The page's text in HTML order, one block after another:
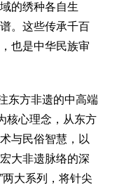
的绣种各自生
。这些传承千百
也是中华民族审
方非遗的中高端
核心理念，从东方
与民俗智慧，以
大非遗脉络的深
两大系列，将针尖